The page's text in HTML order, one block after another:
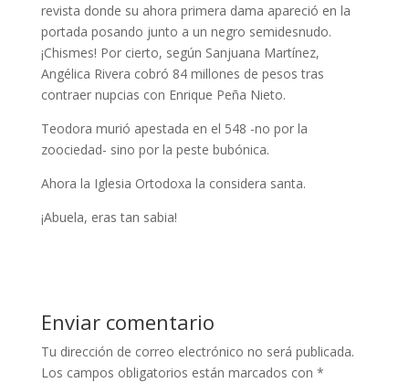
revista donde su ahora primera dama apareció en la
portada posando junto a un negro semidesnudo.
¡Chismes! Por cierto, según Sanjuana Martínez,
Angélica Rivera cobró 84 millones de pesos tras
contraer nupcias con Enrique Peña Nieto.
Teodora murió apestada en el 548 -no por la
zoociedad- sino por la peste bubónica.
Ahora la Iglesia Ortodoxa la considera santa.
¡Abuela, eras tan sabia!
Enviar comentario
Tu dirección de correo electrónico no será publicada.
Los campos obligatorios están marcados con *